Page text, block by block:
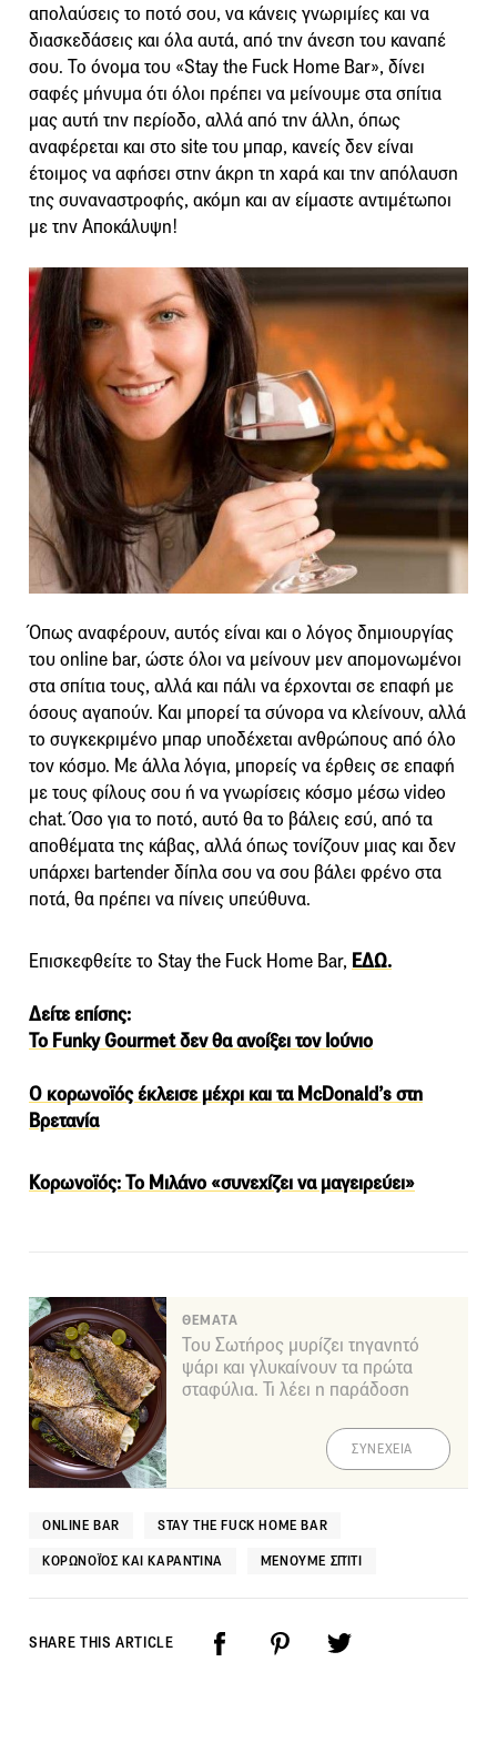
απολαύσεις το ποτό σου, να κάνεις γνωριμίες και να
διασκεδάσεις και όλα αυτά, από την άνεση του καναπέ
σου. Το όνομα του «Stay the Fuck Home Bar», δίνει
σαφές μήνυμα ότι όλοι πρέπει να μείνουμε στα σπίτια
μας αυτή την περίοδο, αλλά από την άλλη, όπως
αναφέρεται και στο site του μπαρ, κανείς δεν είναι
έτοιμος να αφήσει στην άκρη τη χαρά και την απόλαυση
της συναναστροφής, ακόμη και αν είμαστε αντιμέτωποι
με την Αποκάλυψη!
Όπως αναφέρουν, αυτός είναι και ο λόγος δημιουργίας
του online bar, ώστε όλοι να μείνουν μεν απομονωμένοι
στα σπίτια τους, αλλά και πάλι να έρχονται σε επαφή με
όσους αγαπούν. Και μπορεί τα σύνορα να κλείνουν, αλλά
το συγκεκριμένο μπαρ υποδέχεται ανθρώπους από όλο
τον κόσμο. Με άλλα λόγια, μπορείς να έρθεις σε επαφή
με τους φίλους σου ή να γνωρίσεις κόσμο μέσω video
chat. Όσο για το ποτό, αυτό θα το βάλεις εσύ, από τα
αποθέματα της κάβας, αλλά όπως τονίζουν μιας και δεν
υπάρχει bartender δίπλα σου να σου βάλει φρένο στα
ποτά, θα πρέπει να πίνεις υπεύθυνα.
Επισκεφθείτε το Stay the Fuck Home Bar, ΕΔΩ.
Δείτε επίσης:
Το Funky Gourmet δεν θα ανοίξει τον Ιούνιο
Ο κορωνοϊός έκλεισε μέχρι και τα McDonald’s στη
Βρετανία
Κορωνοϊός: Το Μιλάνο «συνεχίζει να μαγειρεύει»
ΘΕΜΑΤΑ
Του Σωτήρος μυρίζει τηγανητό
ψάρι και γλυκαίνουν τα πρώτα
σταφύλια. Τι λέει η παράδοση
ΣΥΝΕΧΕΙΑ
ONLINE BAR STAY THE FUCK HOME BAR
ΚΟΡΩΝΟΪΌΣ ΚΑΙ ΚΑΡΑΝΤΊΝΑ ΜΈΝΟΥΜΕ ΣΠΊΤΙ
SHARE THIS ARTICLE